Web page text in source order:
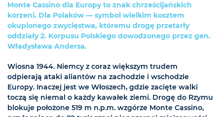
Monte Cassino dla Europy to znak chrześcijańskich
korzeni. Dla Polaków — symbol wielkim kosztem
okupionego zwycięstwa, któremu drogę przetarły
oddziały 2. Korpusu Polskiego dowodzonego przez gen.
Władysława Andersa.
Wiosna 1944. Niemcy z coraz większym trudem
odpierają ataki aliantów na zachodzie i wschodzie
Europy. Inaczej jest we Włoszech, gdzie zacięte walki
toczą się niemal o każdy kawałek ziemi. Drogę do Rzymu
blokuje położone 519 m n.p.m. wzgórze Monte Cassino,